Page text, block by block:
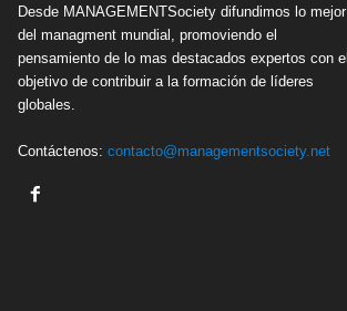
Desde MANAGEMENTSociety difundimos lo mejor
del managment mundial, promoviendo el
pensamiento de lo mas destacados expertos con el
objetivo de contribuir a la formación de líderes
globales.
Contáctenos: contacto@managementsociety.net